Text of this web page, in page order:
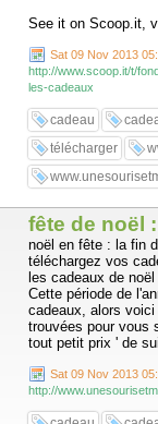
See it on Scoop.it,
Sat 09 Nov 2013
http://www.scoop.it/t/
les-cadeaux
cadeau
télécharger
fête de noël
noël en fête : la fin
téléchargez vos
les cadeaux de noël
Cette période de
cadeaux, alors
trouvées pour vous
tout petit prix ' de
Sat 09 Nov 2013
http://